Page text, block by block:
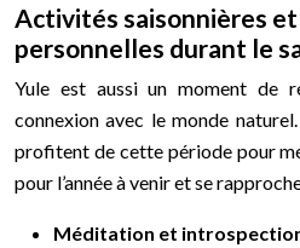
Activités saisonnières
personnelles durant le
Yule est aussi un moment de
connexion avec le monde
profitent de cette période pour
pour l’année à venir et se
Méditation et